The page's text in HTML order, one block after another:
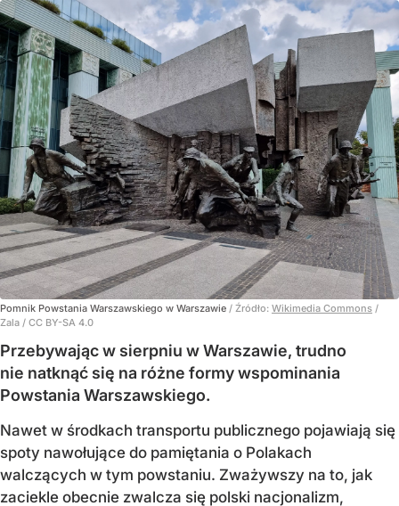
Pomnik Powstania Warszawskiego w Warszawie / Źródło: Wikimedia Commons /
Zala / CC BY-SA 4.0
Przebywając w sierpniu w Warszawie, trudno
nie natknąć się na różne formy wspominania
Powstania Warszawskiego.
Nawet w środkach transportu publicznego pojawiają się
spoty nawołujące do pamiętania o Polakach
walczących w tym powstaniu. Zważywszy na to, jak
zaciekle obecnie zwalcza się polski nacjonalizm,